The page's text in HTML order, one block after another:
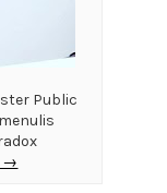
Public
→